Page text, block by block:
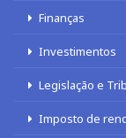
Finanças
Investimentos
Legislação e
Imposto de